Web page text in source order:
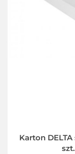
Karton